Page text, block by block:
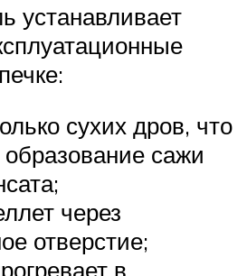
устанавливает
сухих дров, что
сажи
через
отверстие;
в